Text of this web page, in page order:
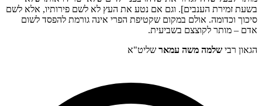
בשעת זמירת הענבים]. וגם אם נטע את העץ לא לשם פירותיו, אלא לשם
סיכוך וכדומה. אולם במקום שקטיפת הפרי אינה גורמת להפסד לשום
אדם – מותר לקוצצם בשביעית.
הגאון רבי שלמה משה עמאר שליט"א